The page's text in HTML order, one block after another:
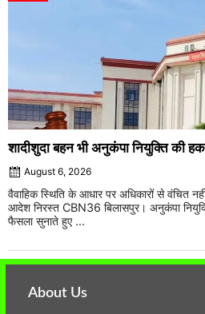
शादीशुदा बहन भी अनुकंपा नियुक्ति की
August 6, 2026
वैवाहिक स्थिति के आधार पर अधिकारों से वंचित
आदेश निरस्त CBN36 बिलासपुर। अनुकंपा
फैसला सुनाते हुए ...
About Us